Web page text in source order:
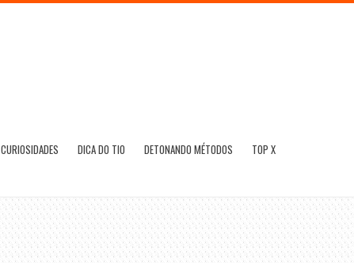
CURIOSIDADES DICA DO TIO DETONANDO MÉTODOS TOP X